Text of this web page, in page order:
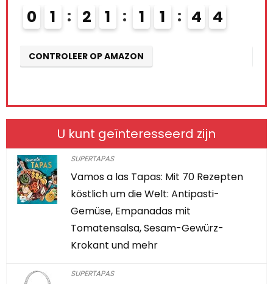
0 2 2 1
CONTROLEER OP AMAZON
U kunt geïnteresseerd zijn
SUPERTAPAS
Vamos a las Tapas: Mit 70 Rezepten
köstlich um die Welt: Antipasti-
Gemüse, Empanadas mit
Tomatensalsa, Sesam-Gewürz-
Krokant und mehr
SUPERTAPAS